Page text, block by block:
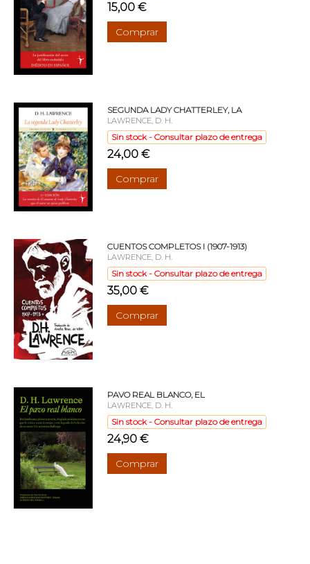
15,00 €
Comprar
SEGUNDA LADY CHATTERLEY, LA
LAWRENCE, D. H.
Sin stock - Consultar plazo de entrega
24,00 €
Comprar
CUENTOS COMPLETOS I (1907-1913)
LAWRENCE, D. H.
Sin stock - Consultar plazo de entrega
35,00 €
Comprar
PAVO REAL BLANCO, EL
LAWRENCE, D. H.
Sin stock - Consultar plazo de entrega
24,90 €
Comprar